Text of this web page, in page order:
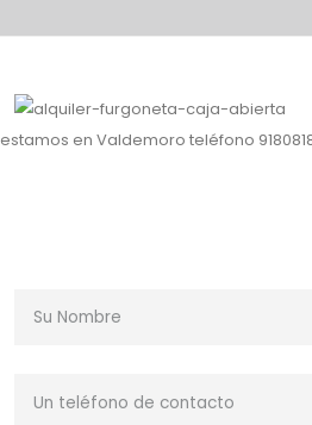
estamos en Valdemoro teléfono